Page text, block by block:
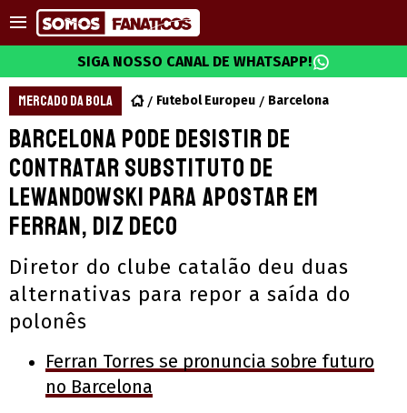
SIGA NOSSO CANAL DE WHATSAPP!
MERCADO DA BOLA Futebol Europeu Barcelona
Barcelona pode desistir de
contratar substituto de
Lewandowski para apostar em
Ferran, diz Deco
Diretor do clube catalão deu duas
alternativas para repor a saída do
polonês
Ferran Torres se pronuncia sobre futuro
no Barcelona